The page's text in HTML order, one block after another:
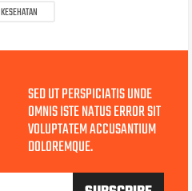
KESEHATAN
SED UT PERSPICIATIS UNDE
OMNIS ISTE NATUS ERROR SIT
VOLUPTATEM ACCUSANTIUM
DOLOREMQUE.